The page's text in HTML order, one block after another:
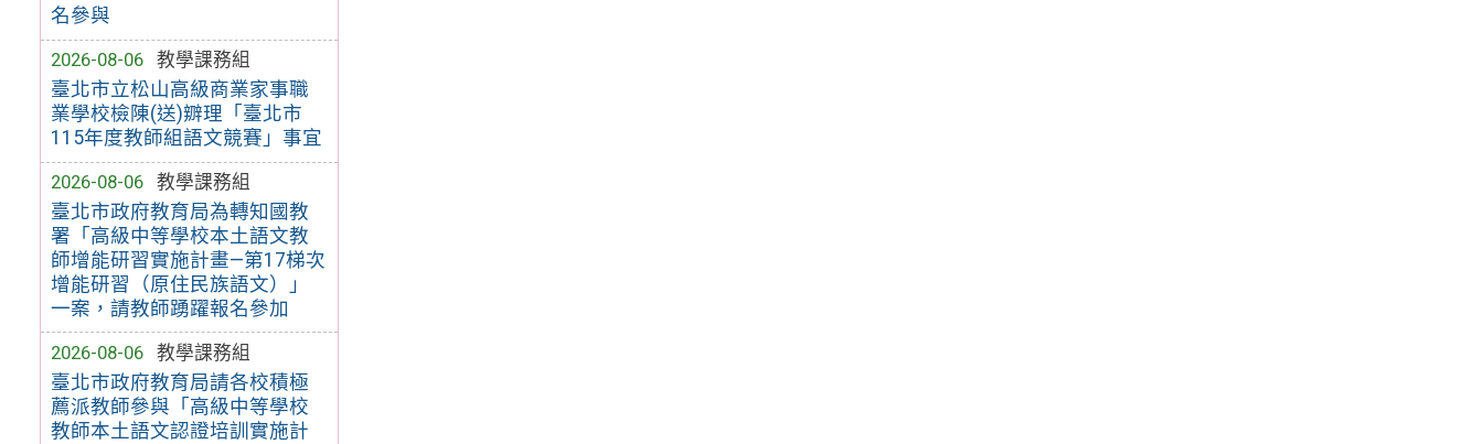
名參與
2026-08-06
教學課務組
臺北市立松山高級商業家事職
業學校檢陳(送)辧理「臺北市
115年度教師組語文競賽」事宜
2026-08-06
教學課務組
臺北市政府教育局為轉知國教
署「高級中等學校本土語文教
師增能研習實施計畫—第17梯次
增能研習（原住民族語文）」
一案，請教師踴躍報名參加
2026-08-06
教學課務組
臺北市政府教育局請各校積極
薦派教師參與「高級中等學校
教師本土語文認證培訓實施計